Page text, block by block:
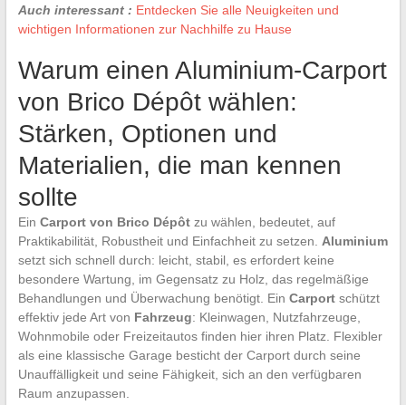
Auch interessant : Entdecken Sie alle Neuigkeiten und
wichtigen Informationen zur Nachhilfe zu Hause
Warum einen Aluminium-Carport
von Brico Dépôt wählen:
Stärken, Optionen und
Materialien, die man kennen
sollte
Ein Carport von Brico Dépôtzu wählen, bedeutet, auf
Praktikabilität, Robustheit und Einfachheit zu setzen. Aluminium
setzt sich schnell durch: leicht, stabil, es erfordert keine
besondere Wartung, im Gegensatz zu Holz, das regelmäßige
Behandlungen und Überwachung benötigt. Ein Carportschützt
effektiv jede Art von Fahrzeug: Kleinwagen, Nutzfahrzeuge,
Wohnmobile oder Freizeitautos finden hier ihren Platz. Flexibler
als eine klassische Garage besticht der Carport durch seine
Unauffälligkeit und seine Fähigkeit, sich an den verfügbaren
Raum anzupassen.